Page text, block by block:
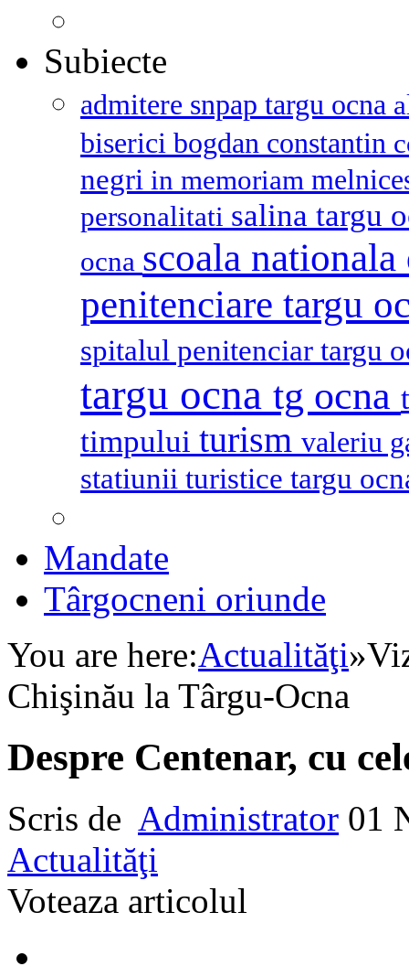
Subiecte
admitere snpap targu ocna
biserici bogdan constantin
negri in memoriam
personalitati salina targu
ocna scoala
penitenciare targu
spitalul penitenciar targu
targu ocna tg ocna
timpului turism valeriu
statiunii turistice targu
Mandate
Târgocneni oriunde
You are here:Actualităţi»
Chişinău la Târgu-Ocna
Despre Centenar, cu
Scris de Administrator 01
Actualităţi
Voteaza articolul